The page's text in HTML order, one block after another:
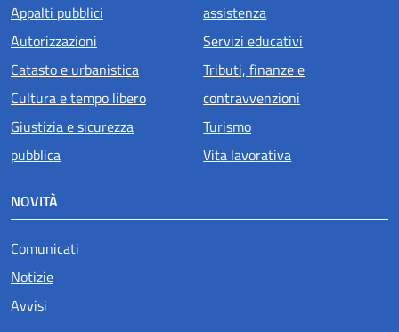
Appalti pubblici
Autorizzazioni
Catasto e urbanistica
Cultura e tempo libero
Giustizia e sicurezza
pubblica
assistenza
Servizi educativi
Tributi, finanze e
contravvenzioni
Turismo
Vita lavorativa
NOVITÀ
Comunicati
Notizie
Avvisi